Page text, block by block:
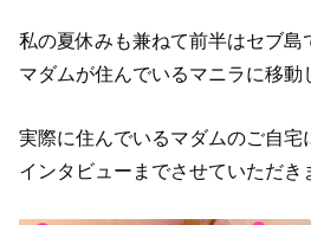
私の夏休みも兼ねて前半はセブ島
マダムが住んでいるマニラに移動
実際に住んでいるマダムのご自宅
インタビューまでさせていただき